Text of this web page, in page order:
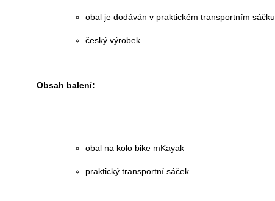
obal je dodáván v praktickém transportním sáčku
český výrobek
Obsah balení:
obal na kolo bike mKayak
praktický transportní sáček